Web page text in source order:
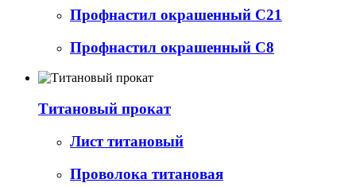
Профнастил окрашенный С21
Профнастил окрашенный С8
Титановый прокат
Лист титановый
Проволока титановая